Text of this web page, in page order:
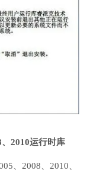
2010运行时库
、2008、2010、